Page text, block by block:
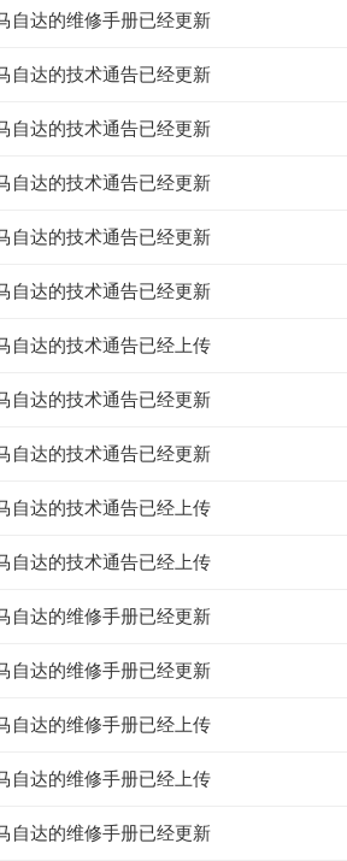
自达的维修手册已经更新
自达的技术通告已经更新
自达的技术通告已经更新
自达的技术通告已经更新
自达的技术通告已经更新
自达的技术通告已经更新
自达的技术通告已经上传
自达的技术通告已经更新
自达的技术通告已经更新
自达的技术通告已经上传
自达的技术通告已经上传
自达的维修手册已经更新
自达的维修手册已经更新
自达的维修手册已经上传
自达的维修手册已经上传
自达的维修手册已经更新